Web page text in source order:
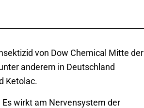
von Dow Chemical Mitte der
anderem in Deutschland
Ketolac.
wirkt am Nervensystem der